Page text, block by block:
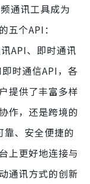
通讯工具成为
五个API：
API、即时通讯
时通信API，各
提供了丰富多样
作，还是跨境的
、安全便捷的
上更好地连接与
通讯方式的创新